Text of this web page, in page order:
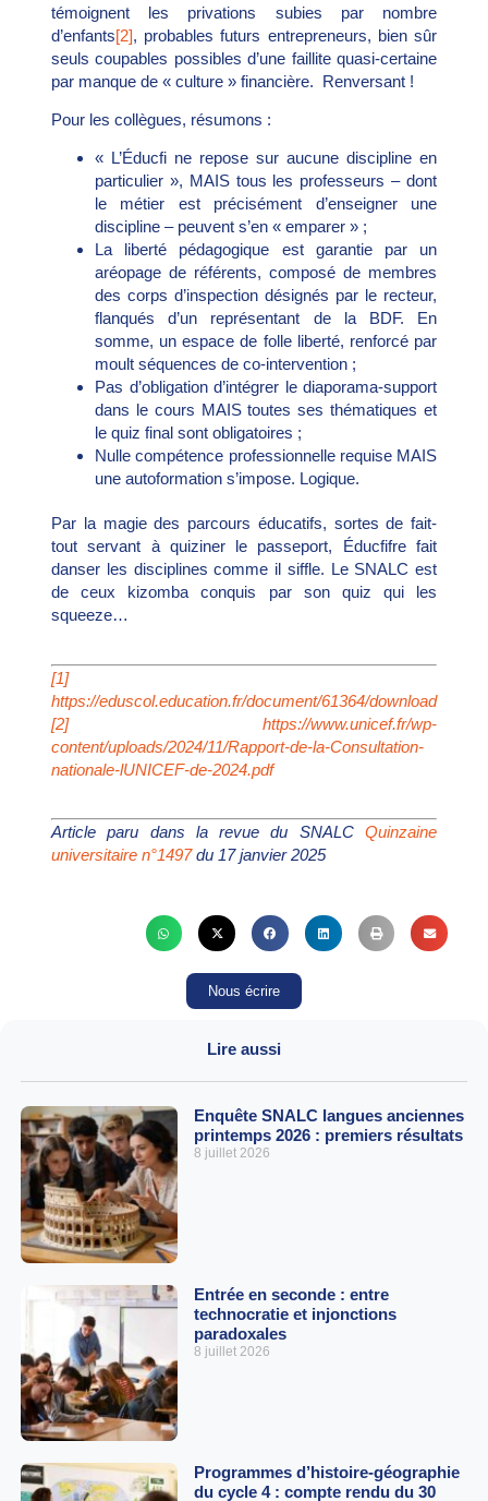
témoignent les privations subies par nombre
d’enfants[2], probables futurs entrepreneurs, bien sûr
seuls coupables possibles d’une faillite quasi-certaine
par manque de « culture » financière. Renversant !
Pour les collègues, résumons :
« L’Éducfi ne repose sur aucune discipline en
particulier », MAIS tous les professeurs – dont
le métier est précisément d’enseigner une
discipline – peuvent s’en « emparer » ;
La liberté pédagogique est garantie par un
aréopage de référents, composé de membres
des corps d’inspection désignés par le recteur,
flanqués d’un représentant de la BDF. En
somme, un espace de folle liberté, renforcé par
moult séquences de co-intervention ;
Pas d’obligation d’intégrer le diaporama-support
dans le cours MAIS toutes ses thématiques et
le quiz final sont obligatoires ;
Nulle compétence professionnelle requise MAIS
une autoformation s’impose. Logique.
Par la magie des parcours éducatifs, sortes de fait-
tout servant à quiziner le passeport, Éducfifre fait
danser les disciplines comme il siffle. Le SNALC est
de ceux kizomba conquis par son quiz qui les
squeeze…
[1]
https://eduscol.education.fr/document/61364/download
[2]
https://www.unicef.fr/wp-
content/uploads/2024/11/Rapport-de-la-Consultation-
nationale-lUNICEF-de-2024.pdf
Article paru dans la revue du SNALC Quinzaine
universitaire n°1497du 17 janvier 2025
Nous écrire
Lire aussi
Enquête SNALC langues anciennes
printemps 2026 : premiers résultats
8 juillet 2026
Entrée en seconde : entre
technocratie et injonctions
paradoxales
8 juillet 2026
Programmes d’histoire-géographie
du cycle 4 : compte rendu du 30